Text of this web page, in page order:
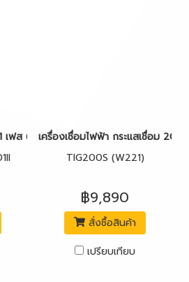
เฟส 6 KVA TIG Pulse AC/DC ระบบป้องกั
เครื่องเชื่อมไฟฟ้า กระแสเชื่อม
TIG200S (W221)
฿9,890
สั่งซื้อสินค้า
เปรียบเทียบ